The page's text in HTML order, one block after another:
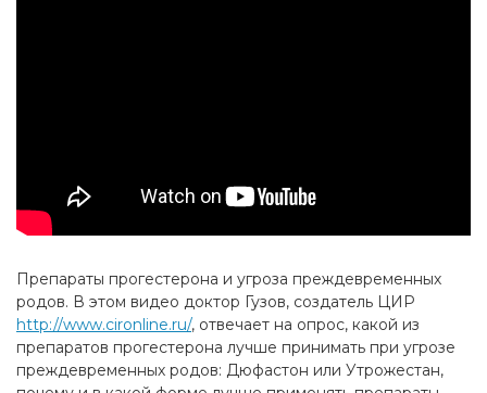
Препараты прогестерона и угроза преждевременных
родов. В этом видео доктор Гузов, создатель ЦИР
http://www.cironline.ru/, отвечает на опрос, какой из
препаратов прогестерона лучше принимать при угрозе
преждевременных родов: Дюфастон или Утрожестан,